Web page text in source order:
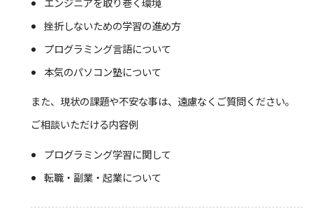
挫折しないための学習の進め方
プログラミング言語について
本気のパソコン塾について
また、現状の課題や不安な事は、遠慮なくご質問ください。
ご相談いただける内容例
プログラミング学習に関して
転職・副業・起業について